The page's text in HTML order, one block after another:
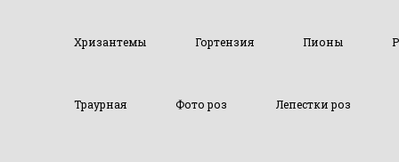
Хризантемы Гортензия Пионы
Траурная Фото роз Лепестки роз